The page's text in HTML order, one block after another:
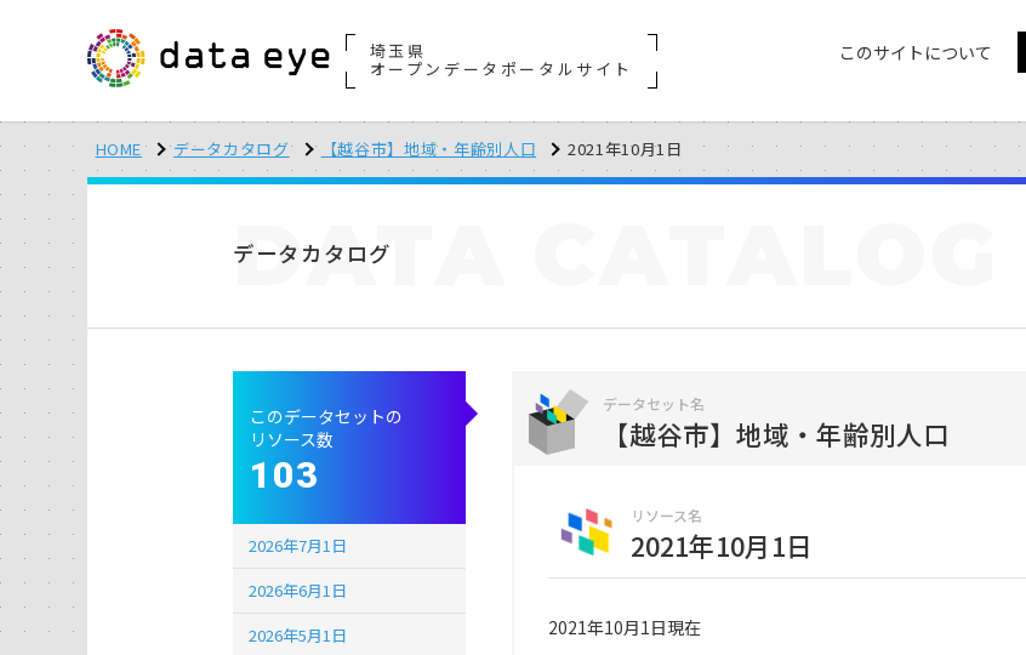
埼玉県
オープンデータポータルサイト
このサイトについて
HOME データカタログ 【越谷市】地域・年齢別人口 2021年10月1日
データカタログ
DATA
データセット名
【越谷市】地域・年齢別人口
リソース名
2021年10月1日
2021年10月1日現在
このデータセットの
リソース数
103
2026年7月1日
2026年6月1日
2026年5月1日